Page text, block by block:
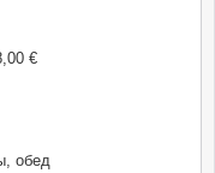
€
обед